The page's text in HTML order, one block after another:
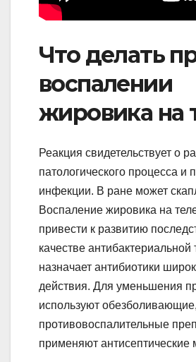
Что делать
воспалении
жировика на
Реакция свидетельствует о
патологического процесса и
инфекции. В ране может
Воспаление жировика на
привести к развитию
качестве антибактериальной
назначает антибиотики
действия. Для уменьшения
используют обезболивающие,
противовоспалительные
применяют антисептические